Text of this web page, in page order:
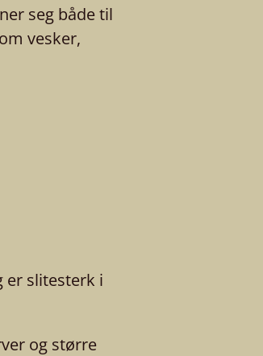
seg både til
vesker,
er slitesterk i
og større